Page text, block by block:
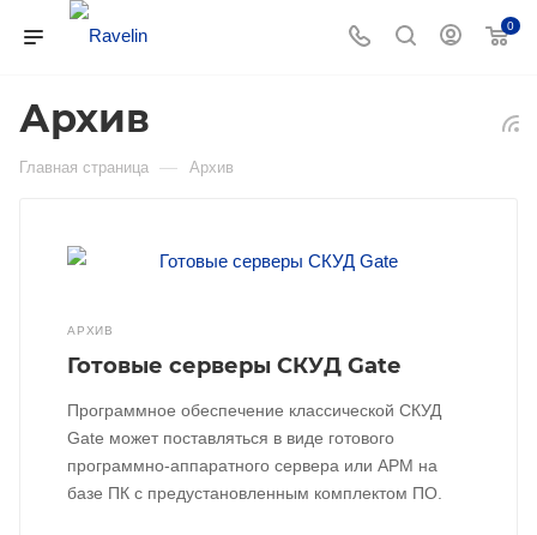
0
Архив
Главная страница — Архив
АРХИВ
Готовые серверы СКУД Gate
Программное обеспечение классической СКУД
Gate может поставляться в виде готового
программно-аппаратного сервера или АРМ на
базе ПК с предустановленным комплектом ПО.